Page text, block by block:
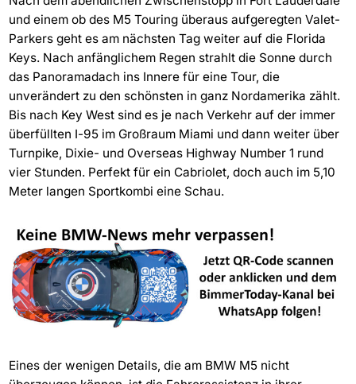
und einem ob des M5 Touring überaus aufgeregten Valet-
Parkers geht es am nächsten Tag weiter auf die Florida
Keys. Nach anfänglichem Regen strahlt die Sonne durch
das Panoramadach ins Innere für eine Tour, die
unverändert zu den schönsten in ganz Nordamerika zählt.
Bis nach Key West sind es je nach Verkehr auf der immer
überfüllten I-95 im Großraum Miami und dann weiter über
Turnpike, Dixie- und Overseas Highway Number 1 rund
vier Stunden. Perfekt für ein Cabriolet, doch auch im 5,10
Meter langen Sportkombi eine Schau.
Eines der wenigen Details, die am BMW M5 nicht